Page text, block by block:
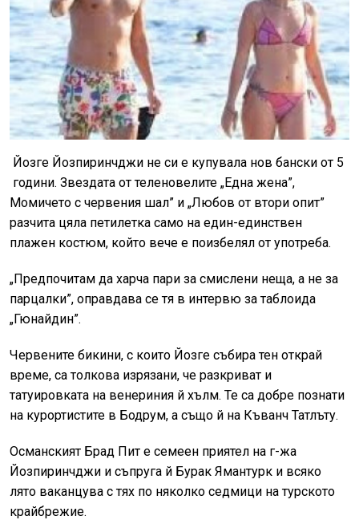
Йозге Йозпиринчджи не си е купувала нов бански от 5
години. Звездата от теленовелите „Една жена”,
Момичето с червения шал” и „Любов от втори опит”
разчита цяла петилетка само на един-единствен
плажен костюм, който вече е поизбелял от употреба.
„Предпочитам да харча пари за смислени неща, а не за
парцалки”, оправдава се тя в интервю за таблоида
„Гюнайдин”.
Червените бикини, с които Йозге събира тен открай
време, са толкова изрязани, че разкриват и
татуировката на венериния й хълм. Те са добре познати
на курортистите в Бодрум, а също й на Къванч Татлъту.
Османският Брад Пит е семеен приятел на г-жа
Йозпиринчджи и съпруга й Бурак Ямантурк и всяко
лято ваканцува с тях по няколко седмици на турското
крайбрежие.